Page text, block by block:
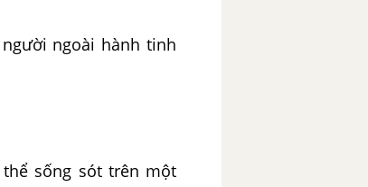
ngoài hành tinh
sống sót trên một